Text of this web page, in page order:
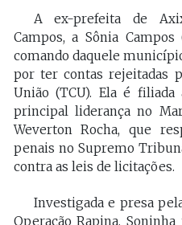
A ex-prefeita de
Campos, a Sônia
comando daquele
por ter contas rejeitadas
União (TCU). Ela é
principal liderança no
Weverton Rocha, que
penais no Supremo
contra as leis de licitações.
Investigada e presa
Operação Rapina,